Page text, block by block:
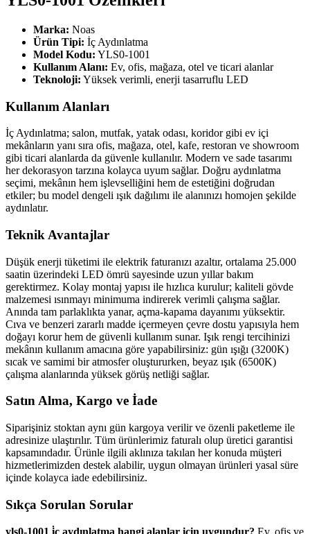
Marka: Noas
Ürün Tipi: İç Aydınlatma
Model Kodu: YLS0-1001
Kullanım Alanı: Ev, ofis, mağaza, otel ve ticari alanlar
Teknoloji: Yüksek verimli, enerji tasarruflu LED
Kullanım Alanları
İç Aydınlatma; salon, mutfak, yatak odası, koridor gibi ev içi
mekânların yanı sıra ofis, mağaza, otel, kafe, restoran ve showroom
gibi ticari alanlarda da güvenle kullanılır. Modern ve sade tasarımı
her dekorasyon tarzına kolayca uyum sağlar. Doğru aydınlatma
seçimi, mekânın hem işlevselliğini hem de estetiğini doğrudan
etkiler; bu model dengeli ışık dağılımı ile alanınızı homojen şekilde
aydınlatır.
Teknik Avantajlar
Düşük enerji tüketimi ile elektrik faturanızı azaltır, ortalama 25.000
saatin üzerindeki LED ömrü sayesinde uzun yıllar bakım
gerektirmez. Kolay montaj yapısı ile hızlıca kurulur; kaliteli gövde
malzemesi ısınmayı minimuma indirerek verimli çalışma sağlar.
Anında tam parlaklıkta yanar, açma-kapama dayanımı yüksektir.
Cıva ve benzeri zararlı madde içermeyen çevre dostu yapısıyla hem
doğayı korur hem de güvenli kullanım sunar. Işık rengi tercihinizi
mekânın kullanım amacına göre yapabilirsiniz: gün ışığı (3200K)
sıcak ve samimi bir atmosfer oluştururken, beyaz ışık (6500K)
çalışma alanlarında yüksek görüş netliği sağlar.
Satın Alma, Kargo ve İade
Siparişiniz stoktan aynı gün kargoya verilir ve özenli paketleme ile
adresinize ulaştırılır. Tüm ürünlerimiz faturalı olup üretici garantisi
kapsamındadır. Ürünle ilgili aklınıza takılan her konuda müşteri
hizmetlerimizden destek alabilir, uygun olmayan ürünleri yasal süre
içinde kolayca iade edebilirsiniz.
Sıkça Sorulan Sorular
yls0-1001 i̇ç aydınlatma hangi alanlar için uygundur? Ev, ofis ve